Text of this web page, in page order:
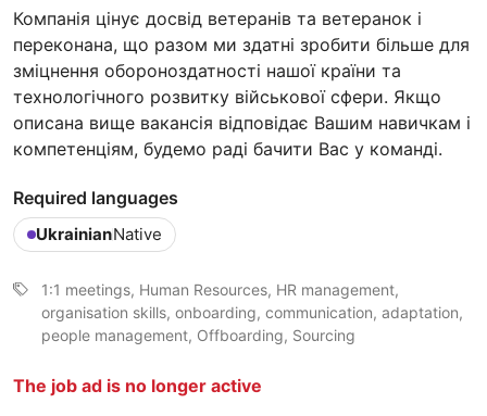
Компанія цінує досвід ветеранів та ветеранок і
переконана, що разом ми здатні зробити більше для
зміцнення обороноздатності нашої країни та
технологічного розвитку військової сфери. Якщо
описана вище вакансія відповідає Вашим навичкам і
компетенціям, будемо раді бачити Вас у команді.
Required languages
UkrainianNative
1:1 meetings, Human Resources, HR management,
organisation skills, onboarding, communication, adaptation,
people management, Offboarding, Sourcing
The job ad is no longer active